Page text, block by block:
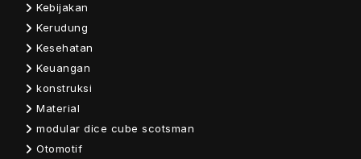
Kebijakan
Kerudung
Kesehatan
Keuangan
konstruksi
Material
modular dice cube scotsman
Otomotif